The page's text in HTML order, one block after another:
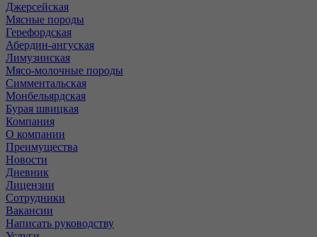
Джерсейская
Мясные породы
Герефордская
Абердин-ангуская
Лимузинская
Мясо-молочные породы
Симментальская
Монбельярдская
Бурая швицкая
Компания
О компании
Преимущества
Новости
Дневник
Лицензии
Сотрудники
Вакансии
Написать руководству